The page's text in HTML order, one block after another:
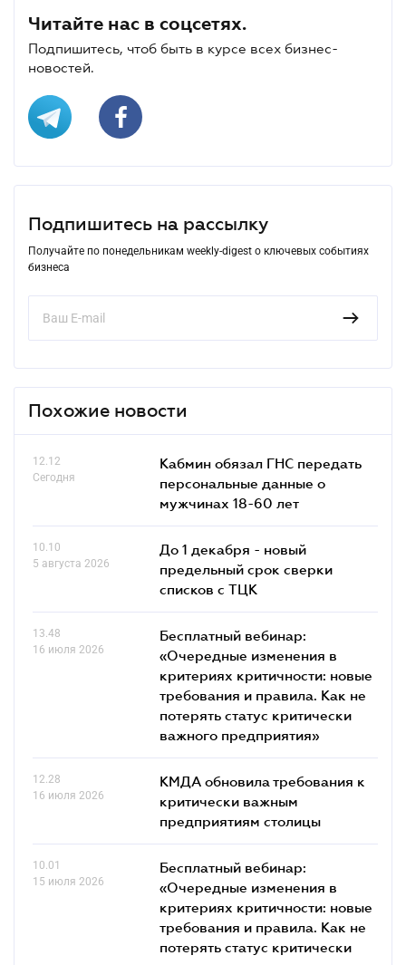
Читайте нас в соцсетях.
Подпишитесь, чтоб быть в курсе всех бизнес-
новостей.
Подпишитесь на рассылку
Получайте по понедельникам weekly-digest о ключевых событиях
бизнеса
Похожие новости
12.12
Сегодня
Кабмин обязал ГНС передать
персональные данные о
мужчинах 18-60 лет
10.10
5 августа 2026
До 1 декабря - новый
предельный срок сверки
списков c ТЦК
13.48
16 июля 2026
Бесплатный вебинар:
«Очередные изменения в
критериях критичности: новые
требования и правила. Как не
потерять статус критически
важного предприятия»
12.28
16 июля 2026
КМДА обновила требования к
критически важным
предприятиям столицы
10.01
15 июля 2026
Бесплатный вебинар:
«Очередные изменения в
критериях критичности: новые
требования и правила. Как не
потерять статус критически